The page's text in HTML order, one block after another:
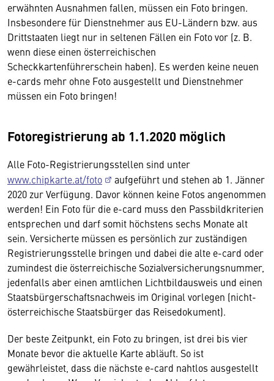
erwähnten Ausnahmen fallen, müssen ein Foto bringen.
Insbesondere für Dienstnehmer aus EU-Ländern bzw. aus
Drittstaaten liegt nur in seltenen Fällen ein Foto vor (z. B.
wenn diese einen österreichischen
Scheckkartenführerschein haben). Es werden keine neuen
e-cards mehr ohne Foto ausgestellt und Dienstnehmer
müssen ein Foto bringen!
Fotoregistrierung ab 1.1.2020 möglich
Alle Foto-Registrierungsstellen sind unter
www.chipkarte.at/foto
aufgeführt und stehen ab 1. Jänner
2020 zur Verfügung. Davor können keine Fotos angenommen
werden! Ein Foto für die e-card muss den Passbildkriterien
entsprechen und darf somit höchstens sechs Monate alt
sein. Versicherte müssen es persönlich zur zuständigen
Registrierungsstelle bringen und dabei die alte e-card oder
zumindest die österreichische Sozialversicherungsnummer,
jedenfalls aber einen amtlichen Lichtbildausweis und einen
Staatsbürgerschaftsnachweis im Original vorlegen (nicht-
österreichische Staatsbürger das Reisedokument).
Der beste Zeitpunkt, ein Foto zu bringen, ist drei bis vier
Monate bevor die aktuelle Karte abläuft. So ist
gewährleistet, dass die nächste e-card nahtlos ausgestellt